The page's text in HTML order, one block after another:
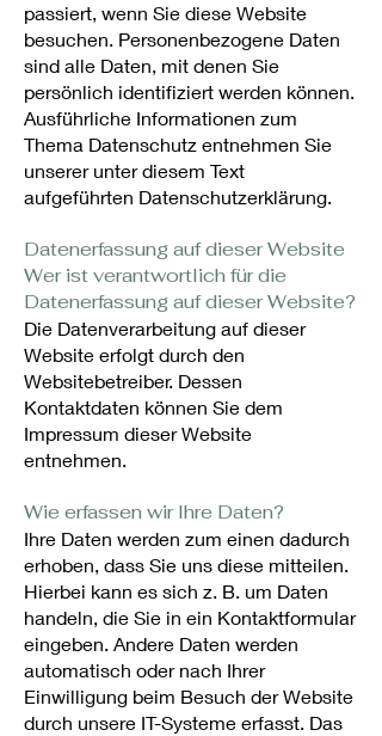
passiert, wenn Sie diese Website
besuchen. Personenbezogene Daten
sind alle Daten, mit denen Sie
persönlich identifiziert werden können.
Ausführliche Informationen zum
Thema Datenschutz entnehmen Sie
unserer unter diesem Text
aufgeführten Datenschutzerklärung.
Datenerfassung auf dieser Website
Wer ist verantwortlich für die
Datenerfassung auf dieser Website?
Die Datenverarbeitung auf dieser
Website erfolgt durch den
Websitebetreiber. Dessen
Kontaktdaten können Sie dem
Impressum dieser Website
entnehmen.
Wie erfassen wir Ihre Daten?
Ihre Daten werden zum einen dadurch
erhoben, dass Sie uns diese mitteilen.
Hierbei kann es sich z. B. um Daten
handeln, die Sie in ein Kontaktformular
eingeben. Andere Daten werden
automatisch oder nach Ihrer
Einwilligung beim Besuch der Website
durch unsere IT-Systeme erfasst. Das